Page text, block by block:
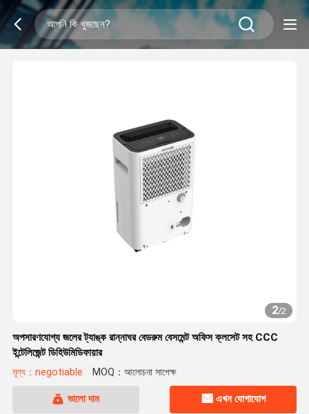
2/2
অপসারণযোগ্য জলের ট্যাঙ্ক রান্নাঘর বেডরুম বেসমেন্ট অফিস ক্লসেট সহ CCC
ইন্টেলিজেন্ট ডিহিউমিডিফায়ার
মূল্য：negotiable MOQ：আলোচনা সাপেক্ষ
ভালো দাম এখন যোগাযোগ